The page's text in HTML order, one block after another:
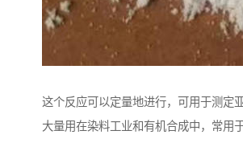
这个反应可以定量地进行，可用于测定
大量用在染料工业和有机合成中，常用